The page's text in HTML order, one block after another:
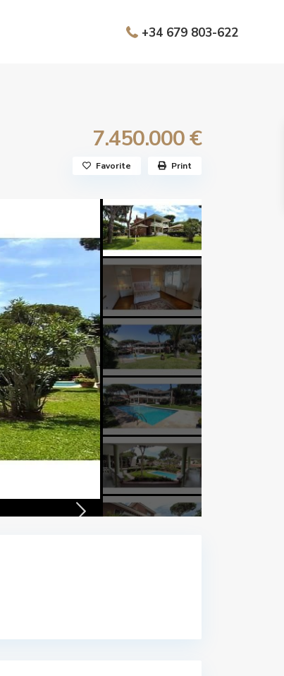
+34 679 803-622
7.450.000 €
Favorite Print